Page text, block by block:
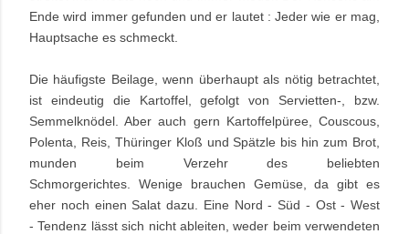
Ende wird immer gefunden und er lautet : Jeder wie er mag,
Hauptsache es schmeckt.
Die häufigste Beilage, wenn überhaupt als nötig betrachtet,
ist eindeutig die Kartoffel, gefolgt von Servietten-, bzw.
Semmelknödel. Aber auch gern Kartoffelpüree, Couscous,
Polenta, Reis, Thüringer Kloß und Spätzle bis hin zum Brot,
munden beim Verzehr des beliebten
Schmorgerichtes. Wenige brauchen Gemüse, da gibt es
eher noch einen Salat dazu. Eine Nord - Süd - Ost - West
-Tendenz lässt sich nicht ableiten, weder beim verwendeten